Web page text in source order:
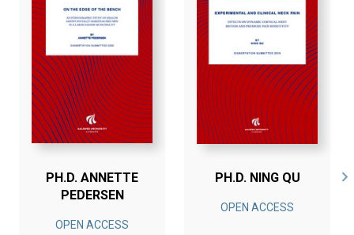
PH.D. ANNETTE
PEDERSEN
OPEN ACCESS
PH.D. NING QU
OPEN ACCESS